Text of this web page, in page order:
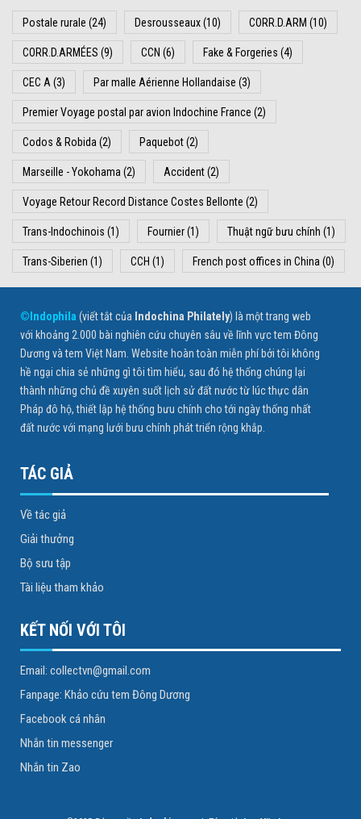
Postale rurale (24) Desrousseaux(10) CORR.D.ARM (10)
CORR.D.ARMÉES (9) CCN (6) Fake & Forgeries (4)
CEC A (3) Par malle Aérienne Hollandaise (3)
Premier Voyage postal par avion Indochine France (2)
Codos & Robida (2) Paquebot(2)
Marseille - Yokohama (2) Accident(2)
Voyage Retour Record Distance Costes Bellonte (2)
Trans-Indochinois (1) Fournier(1) Thuật ngữ bưu chính (1)
Trans-Siberien (1) CCH (1) French post offices in China (0)
©Indophila (viết tắt của Indochina Philately) là một trang web
với khoảng 2.000 bài nghiên cứu chuyên sâu về lĩnh vực tem Đông
Dương và tem Việt Nam. Website hoàn toàn miễn phí bởi tôi không
hề ngại chia sẻ những gì tôi tìm hiểu, sau đó hệ thống chúng lại
thành những chủ đề xuyên suốt lịch sử đất nước từ lúc thực dân
Pháp đô hộ, thiết lập hệ thống bưu chính cho tới ngày thống nhất
đất nước với mạng lưới bưu chính phát triển rộng khắp.
TÁC GIẢ
Về tác giả
Giải thưởng
Bộ sưu tập
Tài liệu tham khảo
KẾT NỐI VỚI TÔI
Email: collectvn@gmail.com
Fanpage: Khảo cứu tem Đông Dương
Facebook cá nhân
Nhắn tin messenger
Nhắn tin Zao